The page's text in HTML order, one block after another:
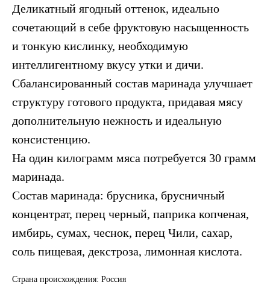
Деликатный ягодный оттенок, идеально
сочетающий в себе фруктовую насыщенность
и тонкую кислинку, необходимую
интеллигентному вкусу утки и дичи.
Сбалансированный состав маринада улучшает
структуру готового продукта, придавая мясу
дополнительную нежность и идеальную
консистенцию.
На один килограмм мяса потребуется 30 грамм
маринада.
Состав маринада: брусника, брусничный
концентрат, перец черный, паприка копченая,
имбирь, сумах, чеснок, перец Чили, сахар,
соль пищевая, декстроза, лимонная кислота.
Страна происхождения: Россия